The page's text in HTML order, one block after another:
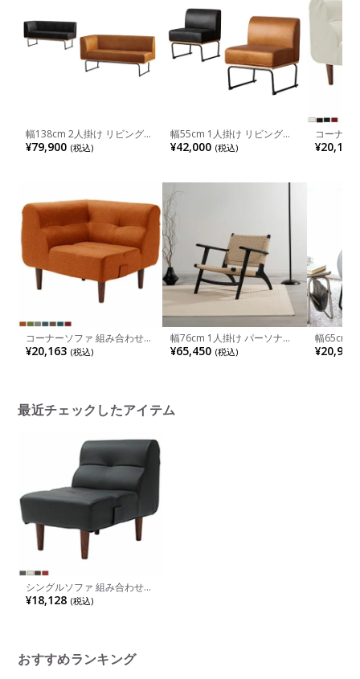
幅138cm 2人掛け リビングソ
ファ COMFORM CRUSH
DANTON2 レザー調 ソファ
¥79,900 (税込)
幅55cm 1人掛け リビングソ
ファ COMFORM CRUSH
DANTON2 レザー調 ソファ
バブル モダン 茶 黒 完成品
¥42,000 (税込)
コーナー
ファ PVC
イル
¥20,163
コーナーソファ 組み合わせソ
ファ タスク 1人掛け ポケット
コイル
¥20,163 (税込)
幅76cm 1人掛け パーソナル
チェア form ANGE 木製 ラウ
ンジチェア 肘付き ペーパー
¥65,450 (税込)
幅65cm 1
ブリック
グソファ
¥20,900
最近チェックしたアイテム
シングルソファ 組み合わせソ
ファ PVC 1人掛け ポケットコ
イル
¥18,128 (税込)
おすすめランキング